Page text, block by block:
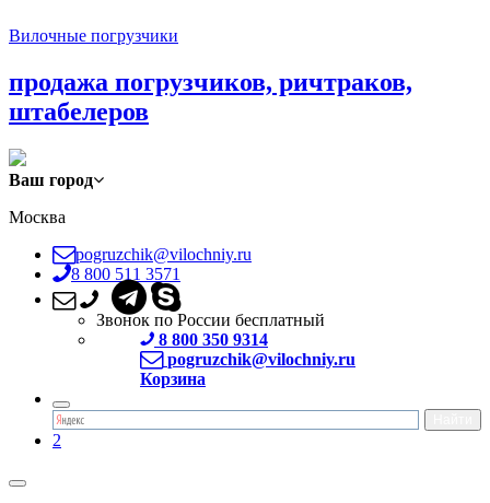
Вилочные погрузчики
продажа погрузчиков, ричтраков,
штабелеров
Ваш город
Москва
pogruzchik@vilochniy.ru
8 800 511 3571
Звонок по России бесплатный
8 800 350 9314
pogruzchik@vilochniy.ru
Корзина
2